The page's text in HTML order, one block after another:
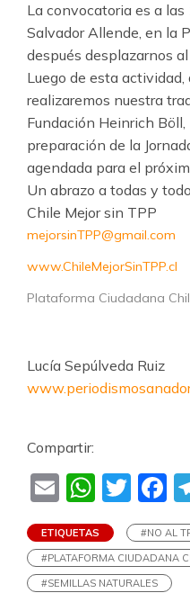
La convocatoria es a
Salvador Allende, en la
después desplazarnos
Luego de esta actividad,
realizaremos nuestra
Fundación Heinrich
preparación de la
agendada para el
Un abrazo a todas y
Chile Mejor sin TPP
mejorsinTPP@gmail.com
www.ChileMejorSinTPP.cl
Plataforma Ciudadana
Lucía Sepúlveda Ruiz
Compartir:
Email
ETIQUETAS
#NO AL
#PLATAFORMA CIUDADANA
#SEMILLAS NATURALES